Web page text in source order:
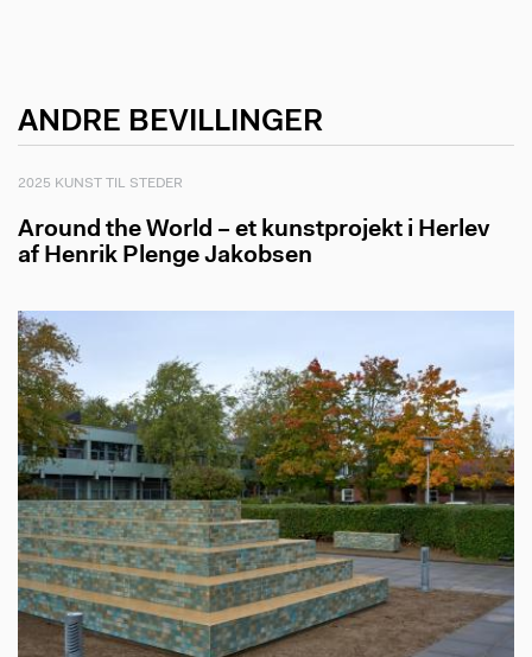
ANDRE BEVILLINGER
2025 KUNST TIL STEDER
Around the World – et kunstprojekt i Herlev
af Henrik Plenge Jakobsen